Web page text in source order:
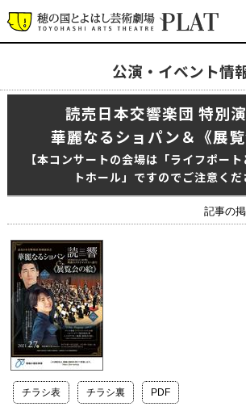
公式SNS
アクセシビリティ/
公演・イベント情
読売日本交響楽団 特別
華麗なるショパン＆《展覧
【本コンサートの会場は「ライフポー
トホール」ですのでご注意くだ
記事の
チラシ表 チラシ裏 PDF
最新の公演・イベント情報
演劇・ダンス・音楽など
ワークショップ・講座
イベント
プラットについて
チケット・座席表・鑑賞サポートなど
施設の利用について
サポート
関連団体・施設